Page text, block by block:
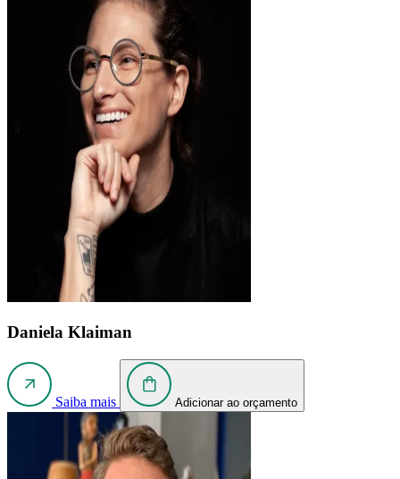
Daniela Klaiman
Saiba mais Adicionar ao orçamento